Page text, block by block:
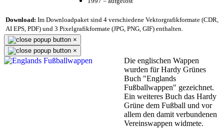
Download: Im Downloadpaket sind 4 verschiedene Vektorgrafikformate (CDR,
AI EPS, PDF) und 3 Pixelgrafikformate (JPG, PNG, GIF) enthalten.
×
×
Die englischen Wappen
wurden für Hardy Grünes
Buch "Englands
Fußballwappen" gezeichnet.
Ein weiteres Buch das Hardy
Grüne dem Fußball und vor
allem den damit verbundenen
Vereinswappen widmete.